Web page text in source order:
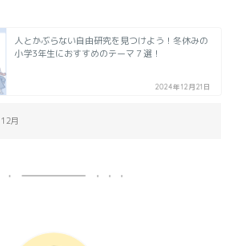
人とかぶらない自由研究を見つけよう！冬休みの
小学3年生におすすめのテーマ７選！
2024年12月21日
12月